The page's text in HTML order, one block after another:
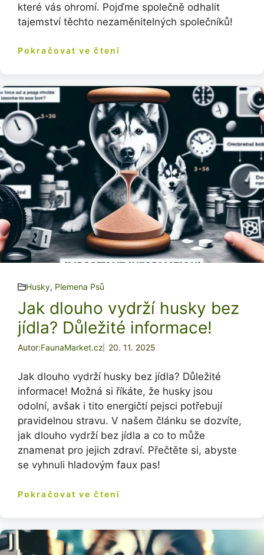
které vás ohromí. Pojďme společně odhalit
tajemství těchto nezaměnitelných společníků!
Pokračovat ve čtení
Husky, Plemena Psů
Jak dlouho vydrží husky bez
jídla? Důležité informace!
Autor:FaunaMarket.cz 20. 11. 2025
Jak dlouho vydrží husky bez jídla? Důležité
informace! Možná si říkáte, že husky jsou
odolní, avšak i tito energičtí pejsci potřebují
pravidelnou stravu. V našem článku se dozvíte,
jak dlouho vydrží bez jídla a co to může
znamenat pro jejich zdraví. Přečtěte si, abyste
se vyhnuli hladovým faux pas!
Pokračovat ve čtení